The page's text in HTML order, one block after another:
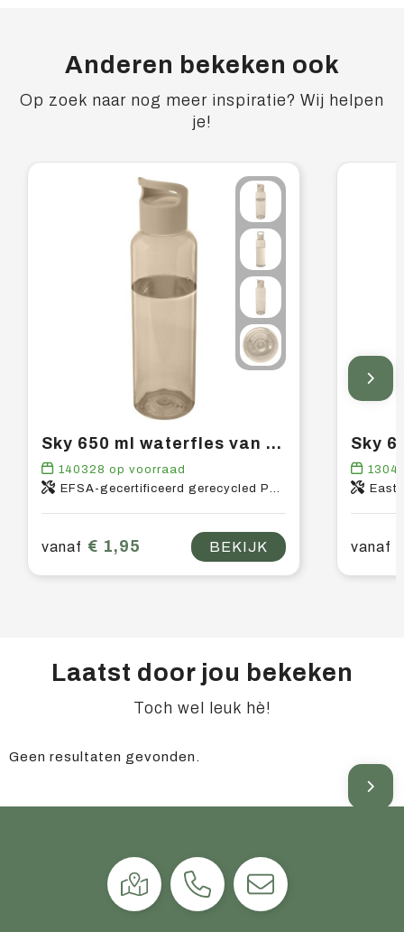
Anderen bekeken ook
Op zoek naar nog meer inspiratie? Wij helpen
je!
Sky 650 ml waterfles van gerecycled plastic
140328 op voorraad
EFSA-gecertificeerd gerecycled PET-kunststof, PP-kunststof
vanaf € 1,95 BEKIJK vanaf
Laatst door jou bekeken
Toch wel leuk hè!
Geen resultaten gevonden.